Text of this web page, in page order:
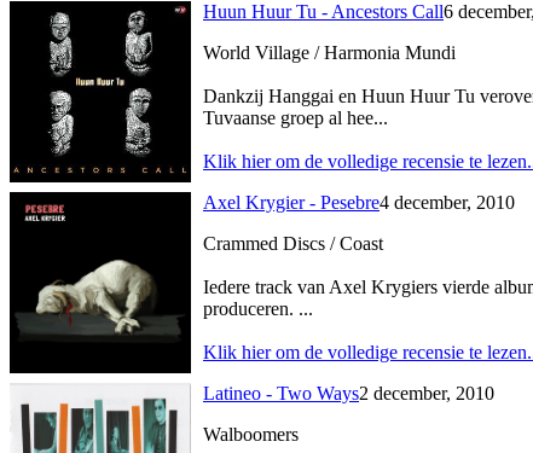
Huun Huur Tu - Ancestors Call6
World Village / Harmonia Mundi
Dankzij Hanggai en Huun Huur Tu
Tuvaanse groep al hee...
Klik hier om de volledige recensie te
Axel Krygier - Pesebre4 december, 2010
Crammed Discs / Coast
Iedere track van Axel Krygiers vierde
produceren. ...
Klik hier om de volledige recensie te
Latineo - Two Ways2 december, 2010
Walboomers